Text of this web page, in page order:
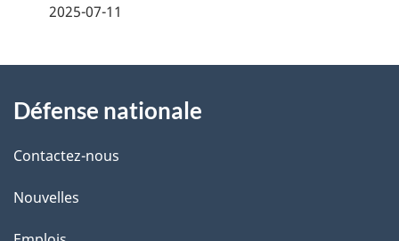
i
l
s
2025-07-11
propos
de
ce
Défense nationale
Contactez-nous
Nouvelles